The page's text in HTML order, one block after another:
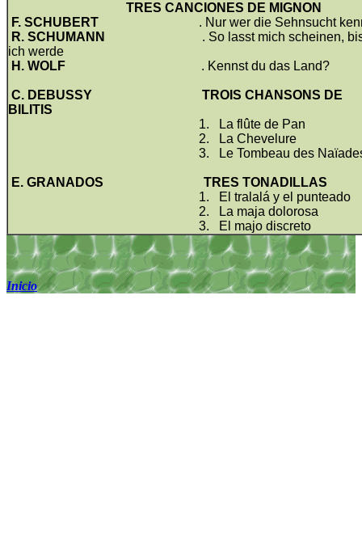
TRES CANCIONES DE MIGNON
F. SCHUBERT
. Nur wer die Sehnsucht
R. SCHUMANN
. So lasst mich scheinen,
ich werde
H. WOLF
. Kennst du das Land?
C. DEBUSSY
TROIS CHANSONS DE
BILITIS
1.
La flûte de Pan
2.
La Chevelure
3.
Le Tombeau des
E. GRANADOS
TRES TONADILLAS
1.
El tralalá y el punteado
2.
La maja dolorosa
3.
El majo discreto
Inicio